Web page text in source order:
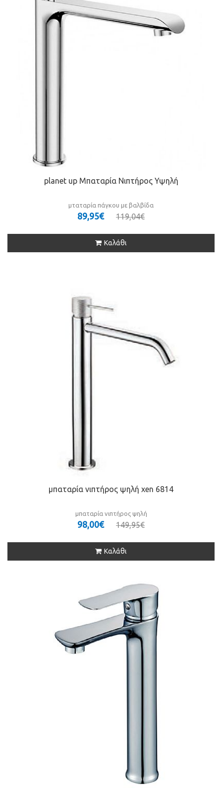
planet up Μπαταρία Νιπτήρος Υψηλή
μταταρία πάγκου με βαλβίδα
89,95€ 119,04€
Καλάθι
μπαταρία νιπτήρος ψηλή xen 6814
μπαταρία νιπτήρος ψηλή
98,00€ 149,95€
Καλάθι